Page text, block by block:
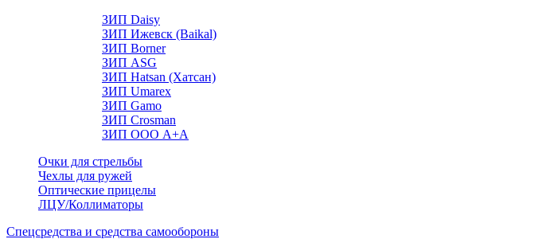
ЗИП Daisy
ЗИП Ижевск (Baikal)
ЗИП Borner
ЗИП ASG
ЗИП Hatsan (Хатсан)
ЗИП Umarex
ЗИП Gamo
ЗИП Crosman
ЗИП ООО А+А
Очки для стрельбы
Чехлы для ружей
Оптические прицелы
ЛЦУ/Коллиматоры
Спецсредства и средства самообороны